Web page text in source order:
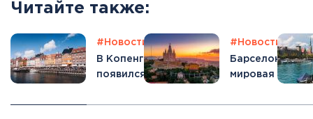
Читайте также:
#Отпуск
снова
для
#Новости
#Отпуск
В Копенгагене
появился плавучий
публичное
#Новости
Барселона –
мировая
года по версии